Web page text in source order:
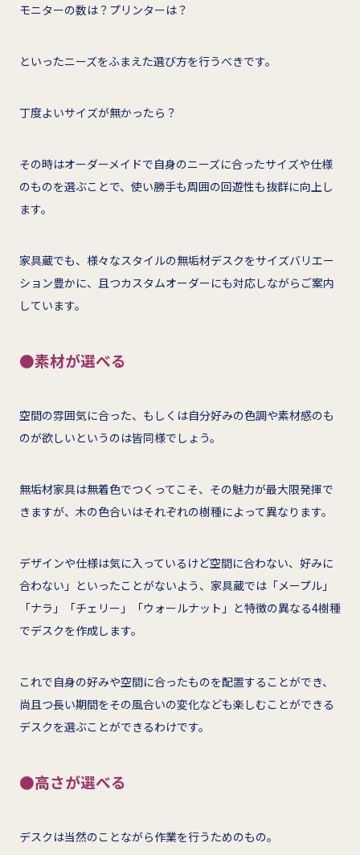
モニターの数は？プリンターは？
といったニーズをふまえた選び方を行うべきです。
丁度よいサイズが無かったら？
その時はオーダーメイドで自身のニーズに合ったサイズや仕様
のものを選ぶことで、使い勝手も周囲の回遊性も抜群に向上し
ます。
家具蔵でも、様々なスタイルの無垢材デスクをサイズバリエー
ション豊かに、且つカスタムオーダーにも対応しながらご案内
しています。
●素材が選べる
空間の雰囲気に合った、もしくは自分好みの色調や素材感のも
のが欲しいというのは皆同様でしょう。
無垢材家具は無着色でつくってこそ、その魅力が最大限発揮で
きますが、木の色合いはそれぞれの樹種によって異なります。
デザインや仕様は気に入っているけど空間に合わない、好みに
合わない」といったことがないよう、家具蔵では「メープル」
「ナラ」「チェリー」「ウォールナット」と特徴の異なる4樹種
でデスクを作成します。
これで自身の好みや空間に合ったものを配置することができ、
尚且つ長い期間をその風合いの変化なども楽しむことができる
デスクを選ぶことができるわけです。
●高さが選べる
デスクは当然のことながら作業を行うためのもの。